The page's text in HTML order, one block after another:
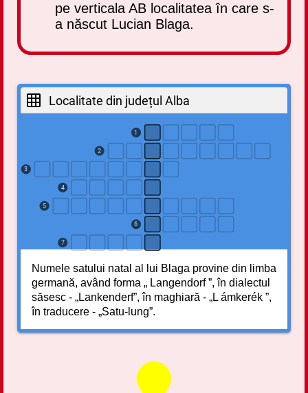
latinescul „littera”, iar studiul academic al literaturii
este cunoscut ca Litere.
contemporan, această formă de artă organizează
spațiul și timpul într-un spectacol vizual captivant.
de a sintetiza alte discipline: se sprijină pe
dramatismul teatrului. Totodată, dansul are o
funcție socială și spirituală profundă, fiind, istoric
vorbind, una dintre primele forme de manifestare
culturală ale umanității.
pe verticala AB localitatea în care s-
a născut Lucian Blaga.
Localitate din județul Alba
1
2
3
4
5
6
7
Numele satului natal al lui Blaga provine din limba
germană, având forma „ Langendorf ”, în dialectul
săsesc - „Lankenderf”, în maghiară - „L ámkerék ”,
în traducere - „Satu-lung”.